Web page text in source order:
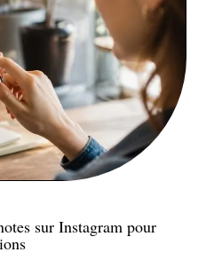
sur Instagram pour